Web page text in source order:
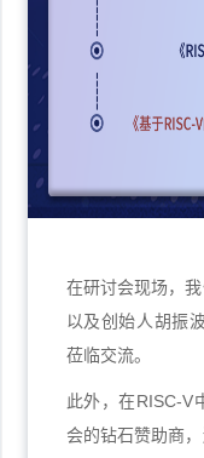
在研讨会现场，
以及创始人胡振
莅临交流。
此外，在RISC-V
会的钻石赞助商